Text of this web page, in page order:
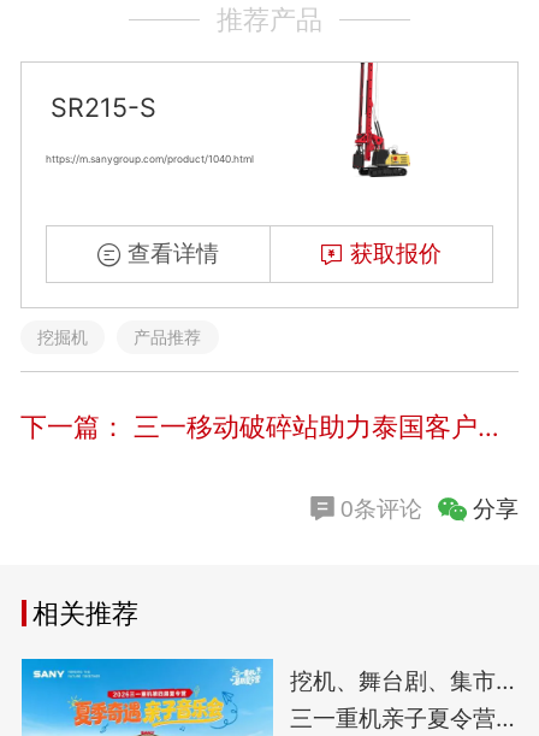
推荐产品
SR215-S
https://m.sanygroup.com/product/1040.html
查看详情 获取报价
挖掘机 产品推荐
下一篇： 三一移动破碎站助力泰国客户点石成金。
0条评论 分享
相关推荐
挖机、舞台剧、集市…
三一重机亲子夏令营